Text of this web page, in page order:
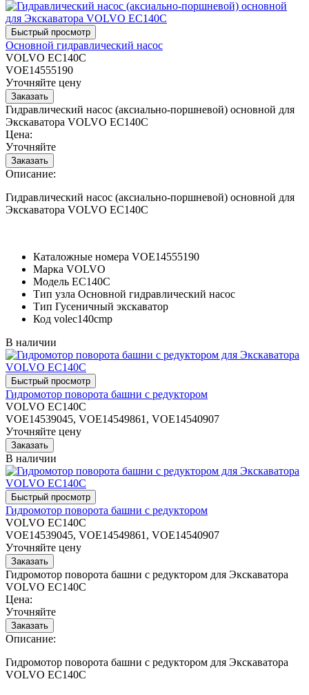
Основной гидравлический насос
VOLVO EC140C
VOE14555190
Уточняйте цену
Гидравлический насос (аксиально-поршневой) основной для
Экскаватора VOLVO EC140C
Цена:
Уточняйте
Описание:
Гидравлический насос (аксиально-поршневой) основной для
Экскаватора VOLVO EC140C
Каталожные номера VOE14555190
Марка VOLVO
Модель EC140C
Тип узла Основной гидравлический насос
Тип Гусеничный экскаватор
Код volec140cmp
В наличии
Гидромотор поворота башни с редуктором
VOLVO EC140C
VOE14539045, VOE14549861, VOE14540907
Уточняйте цену
В наличии
Гидромотор поворота башни с редуктором
VOLVO EC140C
VOE14539045, VOE14549861, VOE14540907
Уточняйте цену
Гидромотор поворота башни с редуктором для Экскаватора
VOLVO EC140C
Цена:
Уточняйте
Описание:
Гидромотор поворота башни с редуктором для Экскаватора
VOLVO EC140C